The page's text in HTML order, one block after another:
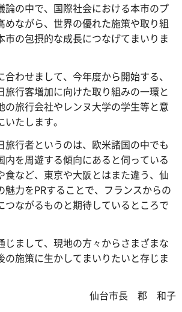
論の中で、国際社会における本市のプ
めながら、世界の優れた施策や取り組
市の包摂的な成長につなげてまいりま
わせまして、今年度から開始する、
旅行客増加に向けた取り組みの一環と
の旅行会社やレンヌ大学の学生等と意
たします。
旅行者というのは、欧米諸国の中でも
内を周遊する傾向にあると伺っている
食など、東京や大阪とはまた違う、仙
魅力をPRすることで、フランスからの
つながるものと期待しているところで
じまして、現地の方々からさまざまな
の施策に生かしてまいりたいと存じま
仙台市長 郡 和子